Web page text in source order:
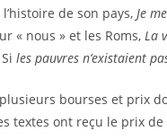
de son pays, Je
« nous » et les Roms, La
les pauvres n’existaient
bourses et prix
textes ont reçu le prix